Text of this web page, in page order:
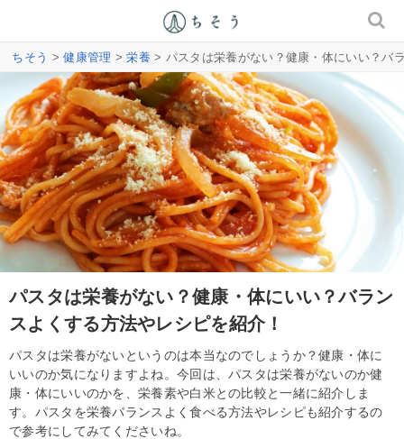
ちそう >健康管理 >栄養 > パスタは栄養がない？健康・体にいい？バ
パスタは栄養がない？健康・体にいい？バラン
スよくする方法やレシピを紹介！
パスタは栄養がないというのは本当なのでしょうか？健康・体に
いいのか気になりますよね。今回は、パスタは栄養がないのか健
康・体にいいのかを、栄養素や白米との比較と一緒に紹介しま
す。パスタを栄養バランスよく食べる方法やレシピも紹介するの
で参考にしてみてくださいね。